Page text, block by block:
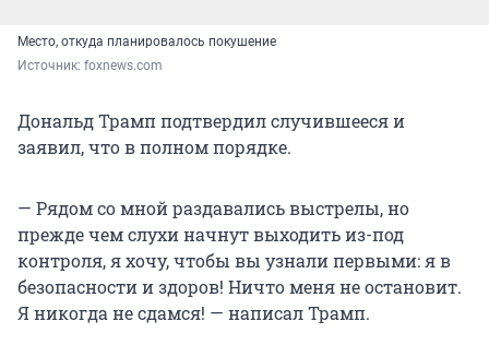
Место, откуда планировалось покушение
Источник: foxnews.com
Дональд Трамп подтвердил случившееся и
заявил, что в полном порядке.
— Рядом со мной раздавались выстрелы, но
прежде чем слухи начнут выходить из-под
контроля, я хочу, чтобы вы узнали первыми: я в
безопасности и здоров! Ничто меня не остановит.
Я никогда не сдамся! — написал Трамп.